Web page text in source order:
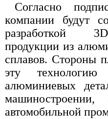
Согласно
компании будут
разработкой
продукции из
сплавов. Стороны
эту технологию
алюминиевых
машиностроении,
автомобильной